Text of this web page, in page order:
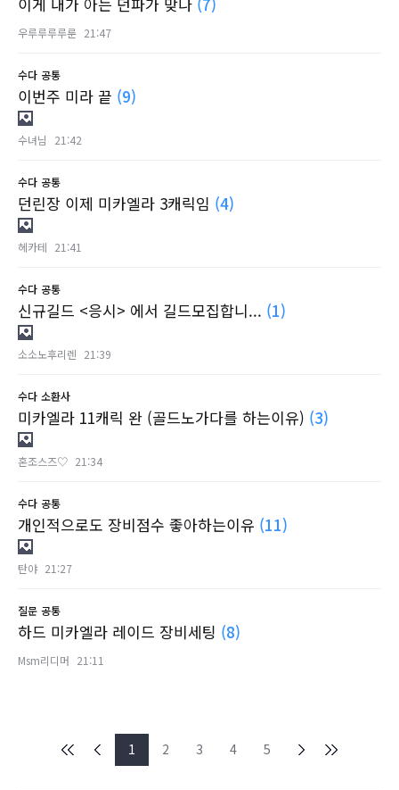
우루루루루룬 21:47
수다 공통
이번주 미라 끝 (9)
수녀님 21:42
수다 공통
던린장 이제 미카엘라 3캐릭임 (4)
헤카테 21:41
수다 공통
신규길드 <응시> 에서 길드모집합니... (1)
소소노후리렌 21:39
수다 소환사
미카엘라 11캐릭 완 (골드노가다를 하는이유) (3)
혼조스즈♡ 21:34
수다 공통
개인적으로도 장비점수 좋아하는이유 (11)
탄야 21:27
질문 공통
하드 미카엘라 레이드 장비세팅 (8)
Msm리디머 21:11
1 2 3 4 5